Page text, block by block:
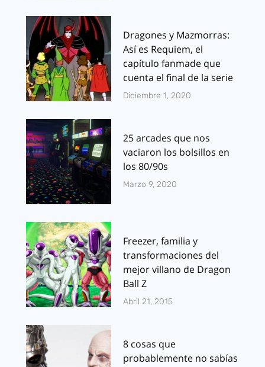
Dragones y Mazmorras:
Así es Requiem, el
capítulo fanmade que
cuenta el final de la serie
Diciembre 1, 2020
25 arcades que nos
vaciaron los bolsillos en
los 80/90s
Marzo 9, 2020
Freezer, familia y
transformaciones del
mejor villano de Dragon
Ball Z
Abril 21, 2015
8 cosas que
probablemente no sabías